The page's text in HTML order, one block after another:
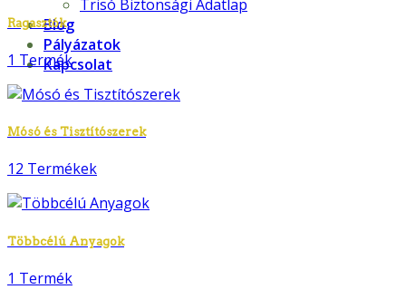
Trisó Biztonsági Adatlap
Blog
Pályázatok
Kapcsolat
Ragasztók
1 Termék
Mósó és Tisztítószerek
12 Termékek
Többcélú Anyagok
1 Termék